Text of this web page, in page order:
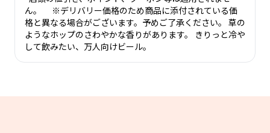
ん。 ※デリバリー価格のため商品に添付されている価
格と異なる場合がございます。予めご了承ください。 草の
ようなホップのさわやかな香りがあります。 きりっと冷や
して飲みたい、万人向けビール。